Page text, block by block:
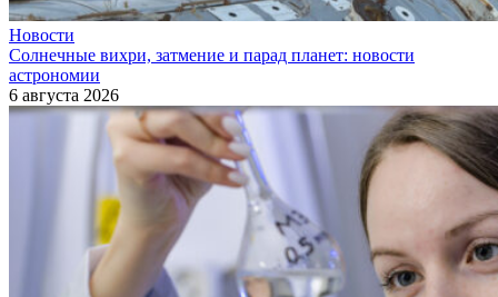
Новости
Солнечные вихри, затмение и парад планет: новости
астрономии
6 августа 2026